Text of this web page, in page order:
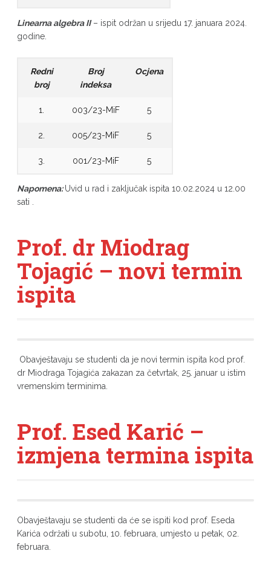
Linearna algebra II– ispit održan u srijedu 17. januara 2024.
godine.
Redni
broj
Broj
indeksa
Ocjena
1. 003/23-MiF 5
2. 005/23-MiF 5
3. 001/23-MiF 5
Napomena:Uvid u rad i zaključak ispita 10.02.2024 u 12.00
sati .
Prof. dr Miodrag
Tojagić – novi termin
ispita
Obavještavaju se studenti da je novi termin ispita kod prof.
dr Miodraga Tojagića zakazan za četvrtak, 25. januar u istim
vremenskim terminima.
Prof. Esed Karić –
izmjena termina ispita
Obavještavaju se studenti da će se ispiti kod prof. Eseda
Karića održati u subotu, 10. februara, umjesto u petak, 02.
februara.